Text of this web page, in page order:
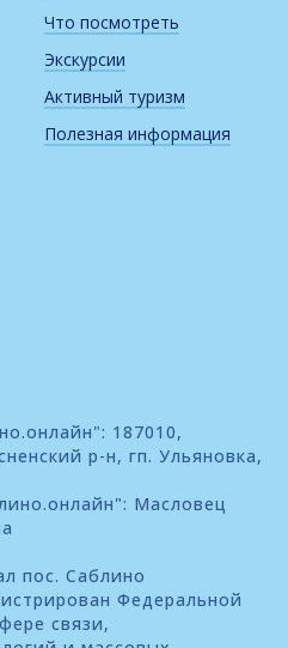
Что посмотреть
Экскурсии
Активный туризм
Полезная информация
187010,
р-н, гп. Ульяновка,
Масловец
пос. Саблино
Федеральной
связи,